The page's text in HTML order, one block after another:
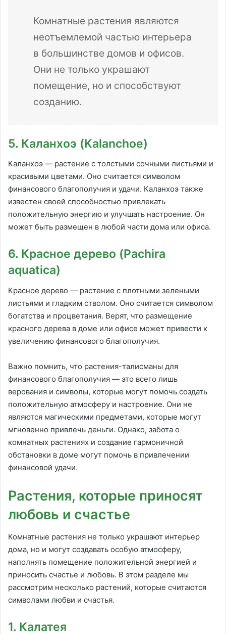
Комнатные растения являются
неотъемлемой частью интерьера
в большинстве домов и офисов.
Они не только украшают
помещение, но и способствуют
созданию.
5. Каланхоэ (Kalanchoe)
Каланхоэ — растение с толстыми сочными листьями и
красивыми цветами. Оно считается символом
финансового благополучия и удачи. Каланхоэ также
известен своей способностью привлекать
положительную энергию и улучшать настроение. Он
может быть размещен в любой части дома или офиса.
6. Красное дерево (Pachira
aquatica)
Красное дерево — растение с плотными зелеными
листьями и гладким стволом. Оно считается символом
богатства и процветания. Верят, что размещение
красного дерева в доме или офисе может привести к
увеличению финансового благополучия.
Важно помнить, что растения-талисманы для
финансового благополучия — это всего лишь
верования и символы, которые могут помочь создать
положительную атмосферу и настроение. Они не
являются магическими предметами, которые могут
мгновенно привлечь деньги. Однако, забота о
комнатных растениях и создание гармоничной
обстановки в доме могут помочь в привлечении
финансовой удачи.
Растения, которые приносят
любовь и счастье
Комнатные растения не только украшают интерьер
дома, но и могут создавать особую атмосферу,
наполнять помещение положительной энергией и
приносить счастье и любовь. В этом разделе мы
рассмотрим несколько растений, которые считаются
символами любви и счастья.
1. Калатея